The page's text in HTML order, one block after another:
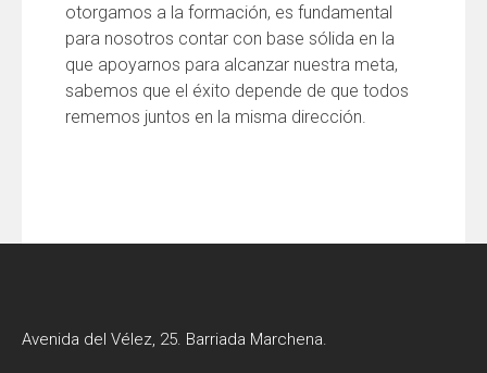
otorgamos a la formación, es fundamental
para nosotros contar con base sólida en la
que apoyarnos para alcanzar nuestra meta,
sabemos que el éxito depende de que todos
rememos juntos en la misma dirección.
Avenida del Vélez, 25. Barriada Marchena.